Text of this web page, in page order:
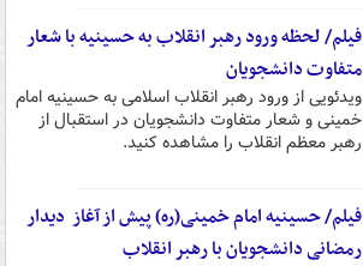
فیلم/ لحظه ورود رهبر انقلاب به حسینیه با شعار
متفاوت دانشجویان
ویدئویی از ورود رهبر انقلاب اسلامی به حسینیه امام
خمینی و شعار متفاوت دانشجویان در استقبال از
رهبر معظم انقلاب را مشاهده کنید.
فیلم/ حسینیه امام خمینی(ره) پیش از آغاز دیدار
رمضانی دانشجویان با رهبر انقلاب